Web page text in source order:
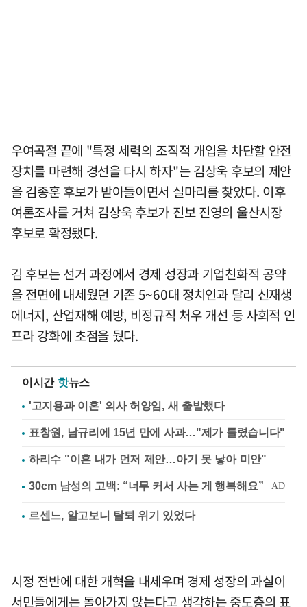
우여곡절 끝에 "특정 세력의 조직적 개입을 차단할 안전
장치를 마련해 경선을 다시 하자"는 김상욱 후보의 제안
을 김종훈 후보가 받아들이면서 실마리를 찾았다. 이후
여론조사를 거쳐 김상욱 후보가 진보 진영의 울산시장
후보로 확정됐다.
김 후보는 선거 과정에서 경제 성장과 기업친화적 공약
을 전면에 내세웠던 기존 5~60대 정치인과 달리 신재생
에너지, 산업재해 예방, 비정규직 처우 개선 등 사회적 인
프라 강화에 초점을 뒀다.
이시간 핫뉴스
'고지용과 이혼' 의사 허양임, 새 출발했다
표창원, 남규리에 15년 만에 사과…"제가 틀렸습니다"
하리수 "이혼 내가 먼저 제안…아기 못 낳아 미안"
르센느, 알고보니 탈퇴 위기 있었다
시정 전반에 대한 개혁을 내세우며 경제 성장의 과실이
서민들에게는 돌아가지 않는다고 생각하는 중도층의 표